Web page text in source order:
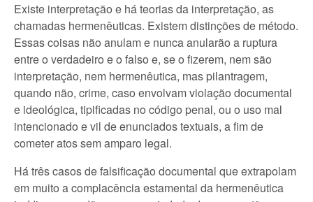
Existe interpretação e há teorias da interpretação, as
chamadas hermenêuticas. Existem distinções de método.
Essas coisas não anulam e nunca anularão a ruptura
entre o verdadeiro e o falso e, se o fizerem, nem são
interpretação, nem hermenêutica, mas pilantragem,
quando não, crime, caso envolvam violação documental
e ideológica, tipificadas no código penal, ou o uso mal
intencionado e vil de enunciados textuais, a fim de
cometer atos sem amparo legal.
Há três casos de falsificação documental que extrapolam
em muito a complacência estamental da hermenêutica